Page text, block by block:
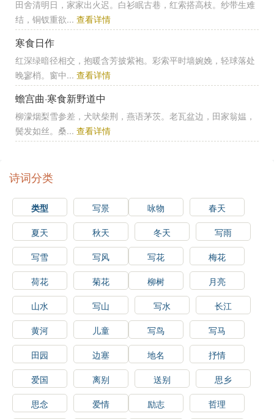
诗词分类
类型 写景 咏物
春天
夏天
秋天 冬天
写雨
写雪
写风 写花
梅花
荷花
菊花 柳树
月亮
山水
写山 写水
长江
黄河
儿童 写鸟
写马
田园
边塞 地名
抒情
爱国
离别 送别
思乡
思念
爱情 励志
哲理
田舍清明日，家家出火迟。白衫眠古巷，红索搭高枝。纱带生难
结，铜钗重欲... 查看详情
寒食日作
红深绿暗径相交，抱暖含芳披紫袍。彩索平时墙婉娩，轻球落处
晚寥梢。窗中... 查看详情
蟾宫曲·寒食新野道中
柳濛烟梨雪参差，犬吠柴荆，燕语茅茨。老瓦盆边，田家翁媪，
鬓发如丝。桑... 查看详情